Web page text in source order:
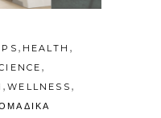
, HEALTH ,
,
,WELLNESS ,